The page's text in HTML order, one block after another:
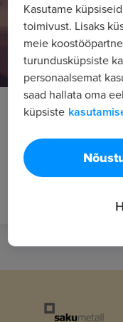
Kuidas aidata
haridusega noorel
vägagi keeruline.
proovima Ajad,
Kasutame
toimivust. Lisaks
meie
turundusküpsiste
personaalsemat
saad hallata oma
küpsiste